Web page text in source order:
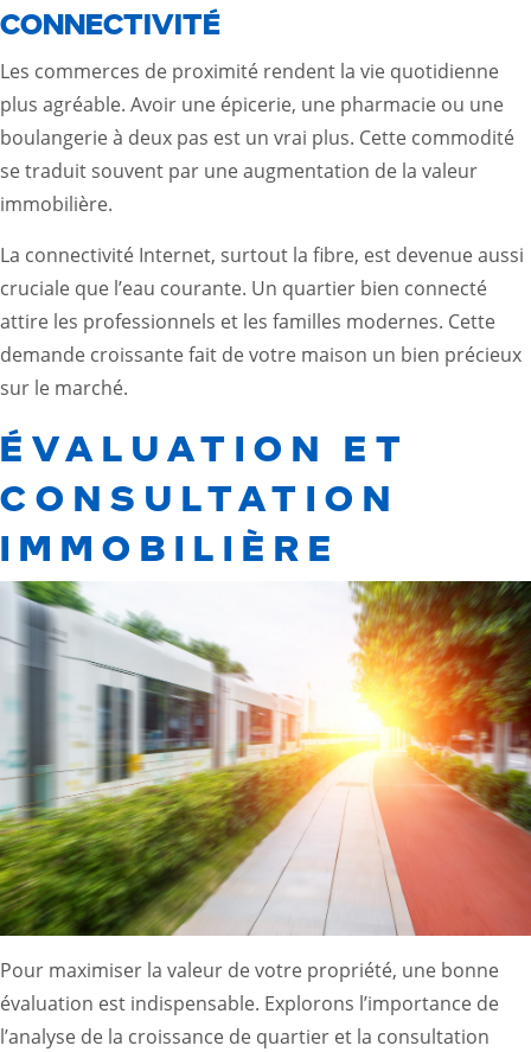
CONNECTIVITÉ
Les commerces de proximité rendent la vie quotidienne
plus agréable. Avoir une épicerie, une pharmacie ou une
boulangerie à deux pas est un vrai plus. Cette commodité
se traduit souvent par une augmentation de la valeur
immobilière.
La connectivité Internet, surtout la fibre, est devenue aussi
cruciale que l’eau courante. Un quartier bien connecté
attire les professionnels et les familles modernes. Cette
demande croissante fait de votre maison un bien précieux
sur le marché.
ÉVALUATION ET
CONSULTATION
IMMOBILIÈRE
Pour maximiser la valeur de votre propriété, une bonne
évaluation est indispensable. Explorons l’importance de
l’analyse de la croissance de quartier et la consultation